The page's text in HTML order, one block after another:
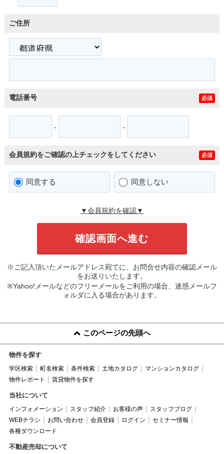
ご住所
電話番号 必須
- -
会員規約をご確認の上チェックをしてください 必須
同意する 同意しない
▼会員規約を確認▼
※ご記入頂いたメールアドレス宛てに、お問合せ内容の確認メール
をお送りいたします。
※Yahoo!メールなどのフリーメールをご利用の場合、迷惑メールフ
ォルダに入る場合があります。
このページの先頭へ
物件を探す
学区検索 町名検索 条件検索 土地カタログ
マンションカタログ
物件レポート
賃貸物件を探す
当社について
インフォメーション スタッフ紹介 お客様の声
スタッフブログ
WEBチラシ
お問い合わせ 会員登録 ログイン
セミナー情報
各種ダウンロード
不動産売却について